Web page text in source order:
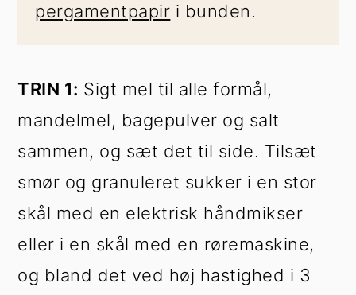
pergamentpapir i bunden.
TRIN 1: Sigt mel til alle formål,
mandelmel, bagepulver og salt
sammen, og sæt det til side. Tilsæt
smør og granuleret sukker i en stor
skål med en elektrisk håndmikser
eller i en skål med en røremaskine,
og bland det ved høj hastighed i 3